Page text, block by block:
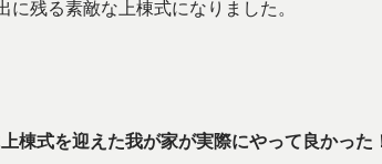
残る素敵な上棟式になりました。
棟式を迎えた我が家が実際にやって良かった